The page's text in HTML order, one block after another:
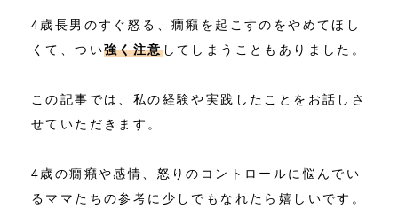
4歳長男のすぐ怒る、癇癪を起こすのをやめてほし
くて、つい強く注意してしまうこともありました。
この記事では、私の経験や実践したことをお話しさ
せていただきます。
4歳の癇癪や感情、怒りのコントロールに悩んでい
るママたちの参考に少しでもなれたら嬉しいです。